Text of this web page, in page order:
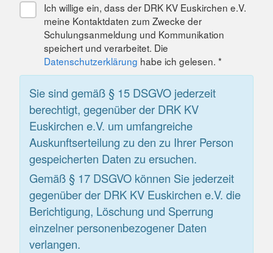
Ich willige ein, dass der DRK KV Euskirchen e.V.
meine Kontaktdaten zum Zwecke der
Schulungsanmeldung und Kommunikation
speichert und verarbeitet. Die
Datenschutzerklärung habe ich gelesen. *
Sie sind gemäß § 15 DSGVO jederzeit
berechtigt, gegenüber der DRK KV
Euskirchen e.V. um umfangreiche
Auskunftserteilung zu den zu Ihrer Person
gespeicherten Daten zu ersuchen.
Gemäß § 17 DSGVO können Sie jederzeit
gegenüber der DRK KV Euskirchen e.V. die
Berichtigung, Löschung und Sperrung
einzelner personenbezogener Daten
verlangen.